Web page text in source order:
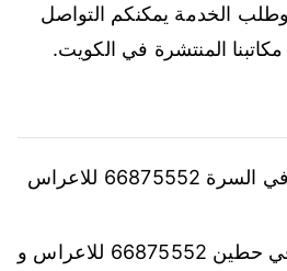
وطلب الخدمة يمكنكم التواصل
مكاتبنا المنتشرة في الكويت.
حجز صالات وقاعات في السرة 66875552 للاعراس
حجز صالات وقاعات في حطين 66875552 للاعراس و